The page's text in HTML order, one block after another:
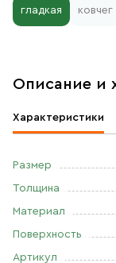
гладкая ковчег
Описание и
Характеристики
Размер
Толщина
Материал
Поверхность
Артикул